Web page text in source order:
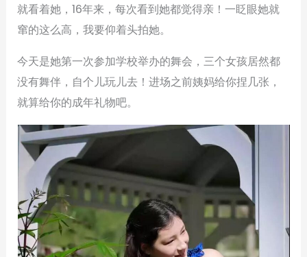
就看着她，16年来，每次看到她都觉得亲！一眨眼她就
窜的这么高，我要仰着头拍她。
今天是她第一次参加学校举办的舞会，三个女孩居然都
没有舞伴，自个儿玩儿去！进场之前姨妈给你捏几张，
就算给你的成年礼物吧。